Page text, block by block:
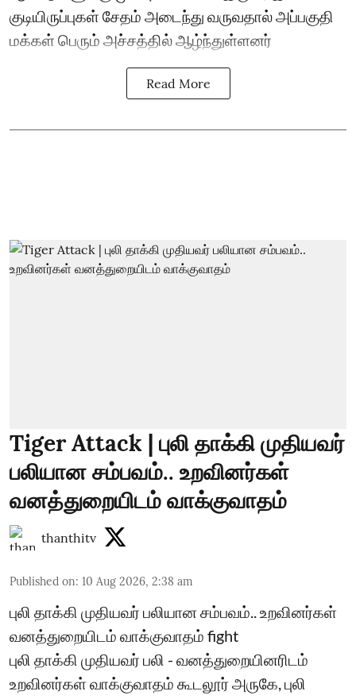
குடியிருப்புகள் சேதம் அடைந்து வருவதால் அப்பகுதி
மக்கள் பெரும் அச்சத்தில் ஆழ்ந்துள்ளனர்
Read More
Tiger Attack | புலி தாக்கி முதியவர்
பலியான சம்பவம்.. உறவினர்கள்
வனத்துறையிடம் வாக்குவாதம்
thanthitv
Published on: 10 Aug 2026, 2:38 am
புலி தாக்கி முதியவர் பலியான சம்பவம்.. உறவினர்கள்
வனத்துறையிடம் வாக்குவாதம் fight
புலி தாக்கி முதியவர் பலி - வனத்துறையினரிடம்
உறவினர்கள் வாக்குவாதம் கூடலூர் அருகே, புலி